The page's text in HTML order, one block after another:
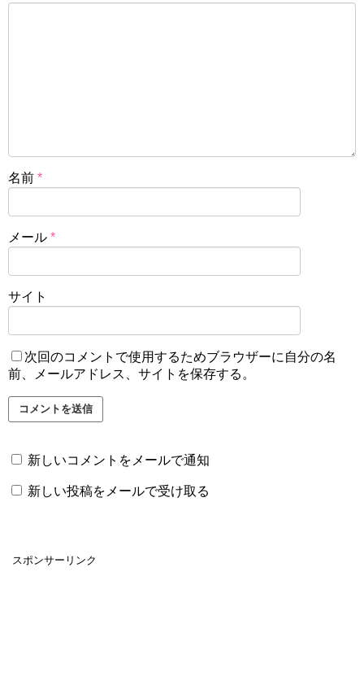
名前 *
メール *
サイト
次回のコメントで使用するためブラウザーに自分の名
前、メールアドレス、サイトを保存する。
新しいコメントをメールで通知
新しい投稿をメールで受け取る
スポンサーリンク